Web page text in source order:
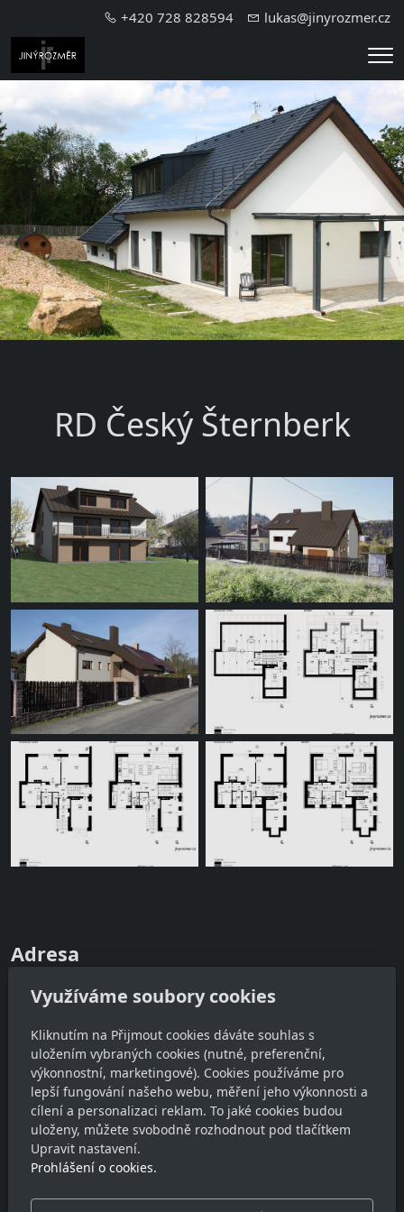
+420 728 828594 lukas@jinyrozmer.cz
RD Český Šternberk
Adresa
Ateliér JinýRozměr
Dobrovodská 634/76, 370 06 České Budějovice
IČ: 88196542
DIČ: CZ8511140671
Kontakt
lukas@jinyrozmer.cz
+420 728 828594
Sledujte nás
Využíváme soubory cookies
Kliknutím na Přijmout cookies dáváte souhlas s
uložením vybraných cookies (nutné, preferenční,
výkonnostní, marketingové). Cookies používáme pro
lepší fungování našeho webu, měření jeho výkonnosti a
cílení a personalizaci reklam. To jaké cookies budou
uloženy, můžete svobodně rozhodnout pod tlačítkem
Upravit nastavení.
Prohlášení o cookies.